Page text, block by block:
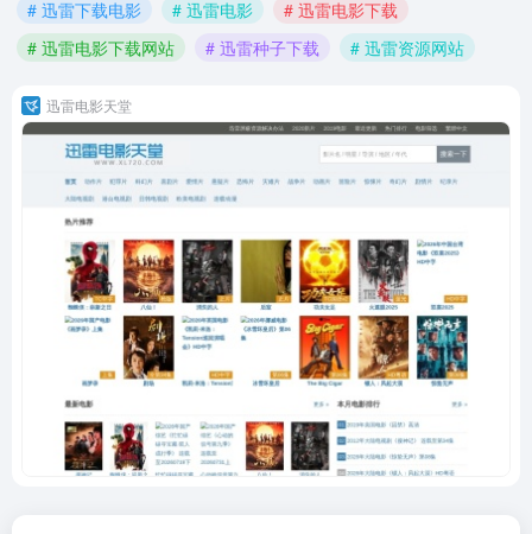
# 迅雷下载电影
# 迅雷电影
# 迅雷电影下载
# 迅雷电影下载网站
# 迅雷种子下载 # 迅雷资源网站
迅雷电影天堂